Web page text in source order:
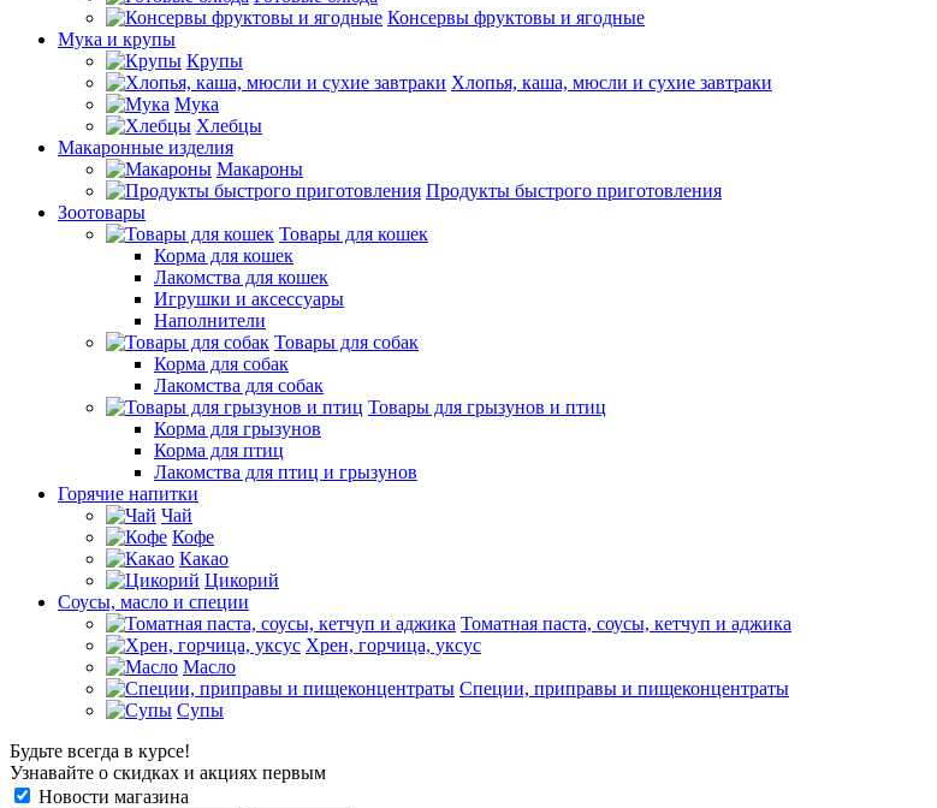
Консервы фруктовы и ягодные
Мука и крупы
Крупы
Хлопья, каша, мюсли и сухие завтраки
Мука
Хлебцы
Макаронные изделия
Макароны
Продукты быстрого приготовления
Зоотовары
Товары для кошек
Корма для кошек
Лакомства для кошек
Игрушки и аксессуары
Наполнители
Товары для собак
Корма для собак
Лакомства для собак
Товары для грызунов и птиц
Корма для грызунов
Корма для птиц
Лакомства для птиц и грызунов
Горячие напитки
Чай
Кофе
Какао
Цикорий
Соусы, масло и специи
Томатная паста, соусы, кетчуп и аджика
Хрен, горчица, уксус
Масло
Специи, приправы и пищеконцентраты
Супы
Будьте всегда в курсе!
Узнавайте о скидках и акциях первым
Новости магазина